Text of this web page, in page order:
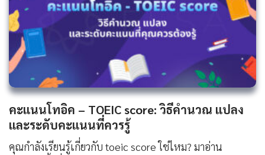
คะแนนโทอิค – TOEIC score: วิธีคำนวณ แปลง
และระดับคะแนนที่ควรรู้
คุณกำลังเรียนรู้เกี่ยวกับ toeic score ใช่ไหม? มาอ่าน